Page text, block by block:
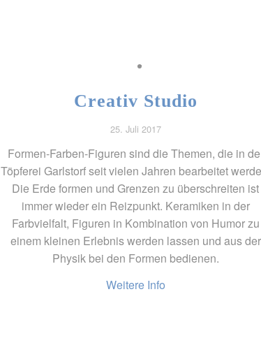
Creativ Studio
25. Juli 2017
Formen-Farben-Figuren sind die Themen, die in
Töpferei Garlstorf seit vielen Jahren bearbeitet
Die Erde formen und Grenzen zu überschreiten ist
immer wieder ein Reizpunkt. Keramiken in der
Farbvielfalt, Figuren in Kombination von Humor zu
einem kleinen Erlebnis werden lassen und aus der
Physik bei den Formen bedienen.
Weitere Info